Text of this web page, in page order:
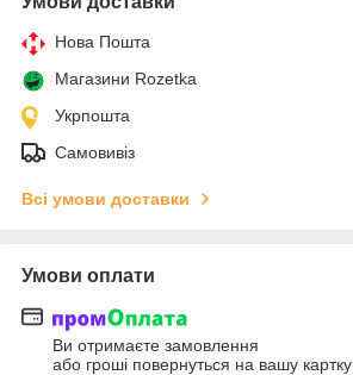
Нова Пошта
Магазини Rozetka
Укрпошта
Самовивіз
Всі умови доставки
Умови оплати
Ви отримаєте замовлення
або гроші повернуться на вашу картку